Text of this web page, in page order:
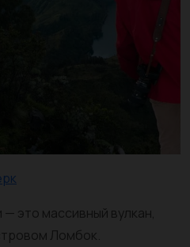
это массивный вулкан,
Ломбок.